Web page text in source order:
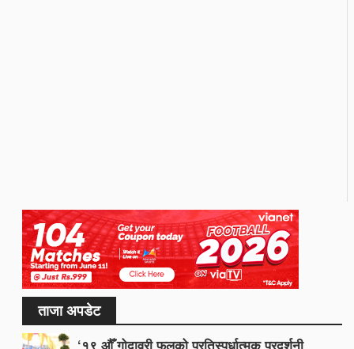
ताजा अपडेट
‘१९ औँ गोदावरी फूलको प्रतिस्पर्धात्मक प्रदर्शनी